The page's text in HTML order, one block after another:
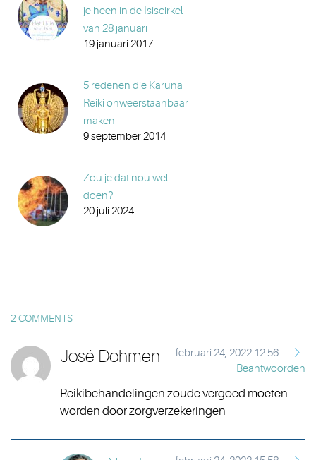
je heen in de Isiscirkel
van 28 januari
19 januari 2017
5 redenen die Karuna
Reiki onweerstaanbaar
maken
9 september 2014
Zou je dat nou wel
doen?
20 juli 2024
2 COMMENTS
José Dohmen
februari 24, 2022 12:56
Beantwoorden
Reikibehandelingen zoude vergoed moeten
worden door zorgverzekeringen